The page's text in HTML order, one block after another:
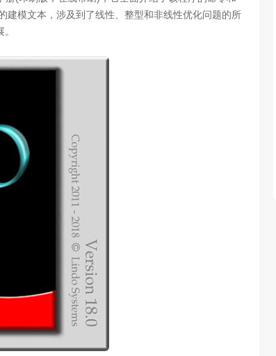
建模文本，涉及到了线性、整型和非线性优化问题的所